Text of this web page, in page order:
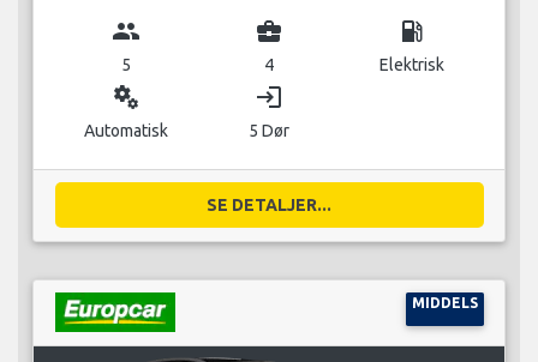
group
5
business_center
4
local_gas_station
Elektrisk
miscellaneous_services
Automatisk
login
5 Dør
SE DETALJER...
MIDDELS